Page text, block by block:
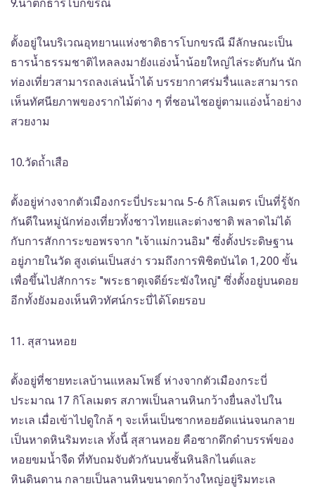
9.น้ำตกธารโบกขรณี
ตั้งอยู่ในบริเวณอุทยานแห่งชาติธารโบกขรณี มีลักษณะเป็น
ธารน้ำธรรมชาติไหลลงมายังแอ่งน้ำน้อยใหญ่ไล่ระดับกัน นัก
ท่องเที่ยวสามารถลงเล่นน้ำได้ บรรยากาศร่มรื่นและสามารถ
เห็นทัศนียภาพของรากไม้ต่าง ๆ ที่ชอนไชอยู่ตามแอ่งน้ำอย่าง
สวยงาม
10.วัดถ้ำเสือ
ตั้งอยู่ห่างจากตัวเมืองกระบี่ประมาณ 5-6 กิโลเมตร เป็นที่รู้จัก
กันดีในหมู่นักท่องเที่ยวทั้งชาวไทยและต่างชาติ พลาดไม่ได้
กับการสักการะขอพรจาก "เจ้าแม่กวนอิม" ซึ่งตั้งประดิษฐาน
อยู่ภายในวัด สูงเด่นเป็นสง่า รวมถึงการพิชิตบันได 1,200 ขั้น
เพื่อขึ้นไปสักการะ "พระธาตุเจดีย์ระฆังใหญ่" ซึ่งตั้งอยู่บนดอย
อีกทั้งยังมองเห็นทิวทัศน์กระบี่ได้โดยรอบ
11. สุสานหอย
ตั้งอยู่ที่ชายทะเลบ้านแหลมโพธิ์ ห่างจากตัวเมืองกระบี่
ประมาณ 17 กิโลเมตร สภาพเป็นลานหินกว้างยื่นลงไปใน
ทะเล เมื่อเข้าไปดูใกล้ ๆ จะเห็นเป็นซากหอยอัดแน่นจนกลาย
เป็นหาดหินริมทะเล ทั้งนี้ สุสานหอย คือซากดึกดำบรรพ์ของ
หอยขมน้ำจืด ที่ทับถมจับตัวกันบนชั้นหินลิกไนต์และ
หินดินดาน กลายเป็นลานหินขนาดกว้างใหญ่อยู่ริมทะเล